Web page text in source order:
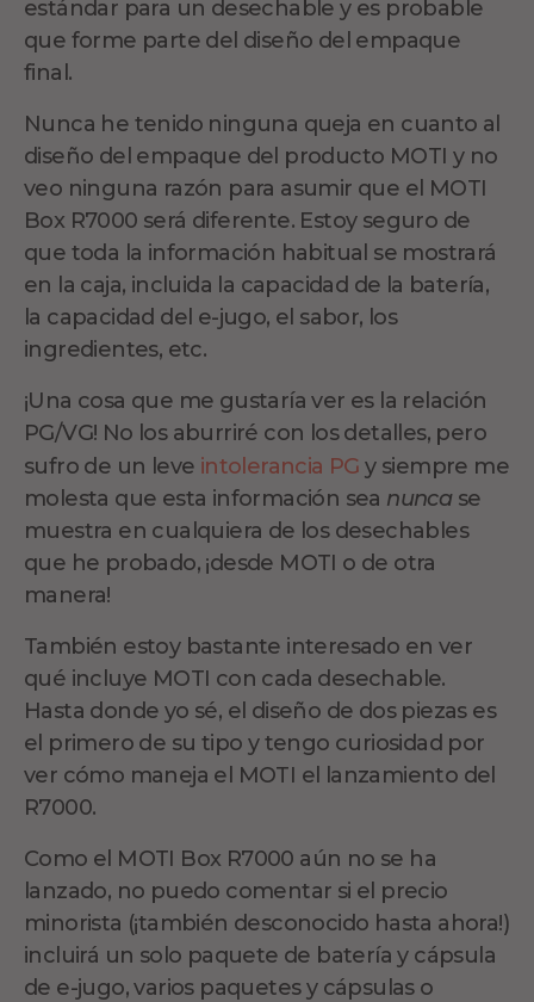
estándar para un desechable y es probable
que forme parte del diseño del empaque
final.
Nunca he tenido ninguna queja en cuanto al
diseño del empaque del producto MOTI y no
veo ninguna razón para asumir que el MOTI
Box R7000 será diferente. Estoy seguro de
que toda la información habitual se mostrará
en la caja, incluida la capacidad de la batería,
la capacidad del e-jugo, el sabor, los
ingredientes, etc.
¡Una cosa que me gustaría ver es la relación
PG/VG! No los aburriré con los detalles, pero
sufro de un leve intolerancia PG y siempre me
molesta que esta información sea nunca se
muestra en cualquiera de los desechables
que he probado, ¡desde MOTI o de otra
manera!
También estoy bastante interesado en ver
qué incluye MOTI con cada desechable.
Hasta donde yo sé, el diseño de dos piezas es
el primero de su tipo y tengo curiosidad por
ver cómo maneja el MOTI el lanzamiento del
R7000.
Como el MOTI Box R7000 aún no se ha
lanzado, no puedo comentar si el precio
minorista (¡también desconocido hasta ahora!)
incluirá un solo paquete de batería y cápsula
de e-jugo, varios paquetes y cápsulas o